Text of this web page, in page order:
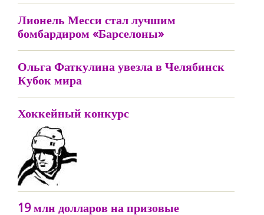
Лионель Месси стал лучшим
бомбардиром «Барселоны»
Ольга Фаткулина увезла в Челябинск
Кубок мира
Хоккейный конкурс
19 млн долларов на призовые